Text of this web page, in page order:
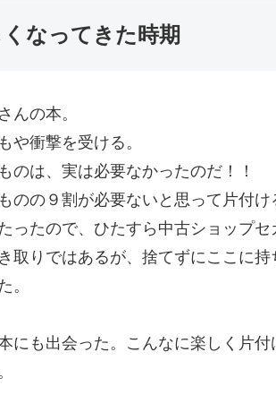
なってきた時期
んの本。
や衝撃を受ける。
のは、実は必要なかったのだ！！
のの９割が必要ないと思って片付け
ったので、ひたすら中古ショップセ
取りではあるが、捨てずにここに
。
にも出会った。こんなに楽しく片